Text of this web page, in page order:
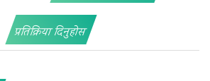
प्रतिक्रिया दिनुहोस